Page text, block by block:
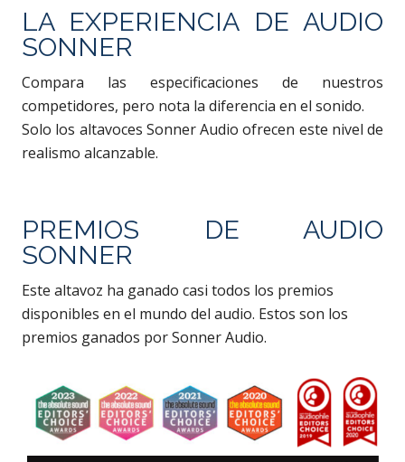
LA EXPERIENCIA DE AUDIO
SONNER
Compara las especificaciones de nuestros
competidores, pero nota la diferencia en el sonido.
Solo los altavoces Sonner Audio ofrecen este nivel de
realismo alcanzable.
PREMIOS DE AUDIO
SONNER
Este altavoz ha ganado casi todos los premios
disponibles en el mundo del audio. Estos son los
premios ganados por Sonner Audio.